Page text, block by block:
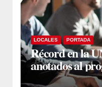
LOCALES PORTADA
Récord en la
anotados al
sin secundario